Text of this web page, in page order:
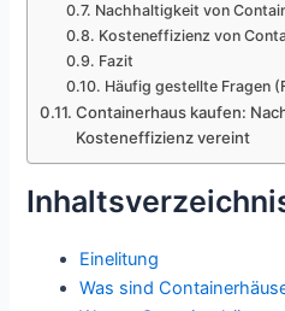
Nachhaltigkeit von
Kosteneffizienz von
Fazit
Häufig gestellte Fragen
Containerhaus kaufen:
Kosteneffizienz vereint
Einelitung
Was sind